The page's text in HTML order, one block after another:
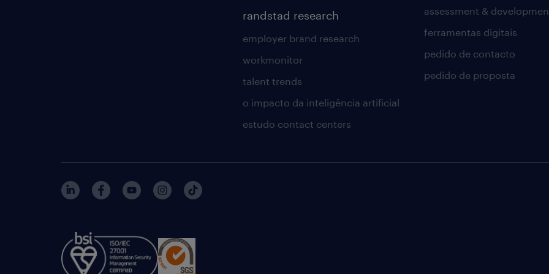
randstad research
employer brand research
workmonitor
talent trends
o impacto da inteligência artificial
estudo contact centers
assessment &
ferramentas digitais
pedido de contacto
pedido de proposta